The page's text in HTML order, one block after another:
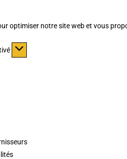
optimiser notre site web et vous